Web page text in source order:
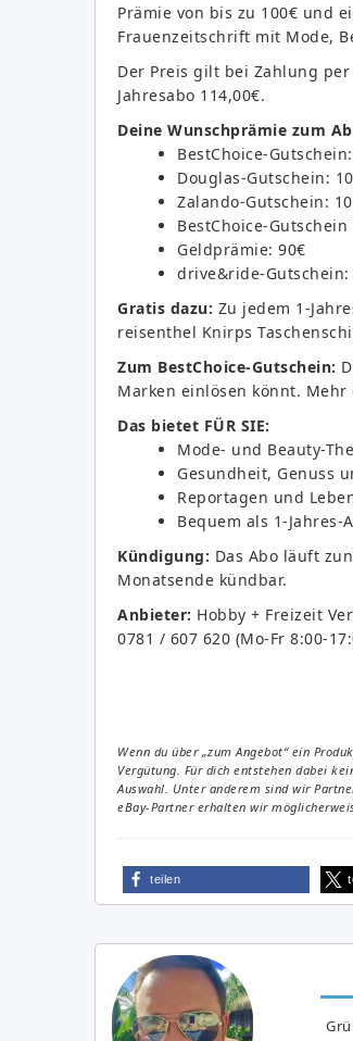
Prämie von bis zu 100€ und
Frauenzeitschrift mit Mode,
Der Preis gilt bei Zahlung
Jahresabo 114,00€.
Deine Wunschprämie zum
BestChoice-
Douglas-Gutschein:
Zalando-Gutschein:
BestChoice-
Geldprämie: 90€
drive&ride-Gutschein:
Gratis dazu: Zu jedem 1-
reisenthel Knirps
Zum BestChoice-Gutschein:
Marken einlösen könnt.
Das bietet FÜR SIE:
Mode- und Beauty-
Gesundheit, Genuss
Reportagen und
Bequem als 1-Jahres-
Kündigung: Das Abo läuft
Monatsende kündbar.
Anbieter: Hobby + Freizeit
0781 / 607 620 (Mo-Fr 8:00-
Wenn du über „zum Angebot“ ein
Vergütung. Für dich entstehen dabei
Auswahl. Unter anderem sind wir
eBay-Partner erhalten wir
teilen